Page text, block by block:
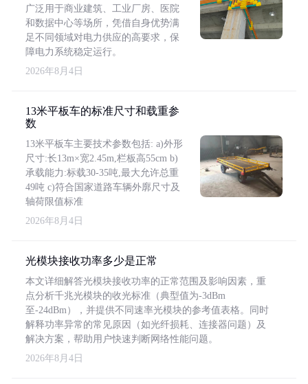
广泛用于商业建筑、工业厂房、医院
和数据中心等场所，凭借自身优势满
足不同领域对电力供应的高要求，保
障电力系统稳定运行。
2026年8月4日
13米平板车的标准尺寸和载重参
数
13米平板车主要技术参数包括: a)外形
尺寸:长13m×宽2.45m,栏板高55cm b)
承载能力:标载30-35吨,最大允许总重
49吨 c)符合国家道路车辆外廓尺寸及
轴荷限值标准
2026年8月4日
光模块接收功率多少是正常
本文详细解答光模块接收功率的正常范围及影响因素，重
点分析千兆光模块的收光标准（典型值为-3dBm
至-24dBm），并提供不同速率光模块的参考值表格。同时
解释功率异常的常见原因（如光纤损耗、连接器问题）及
解决方案，帮助用户快速判断网络性能问题。
2026年8月4日